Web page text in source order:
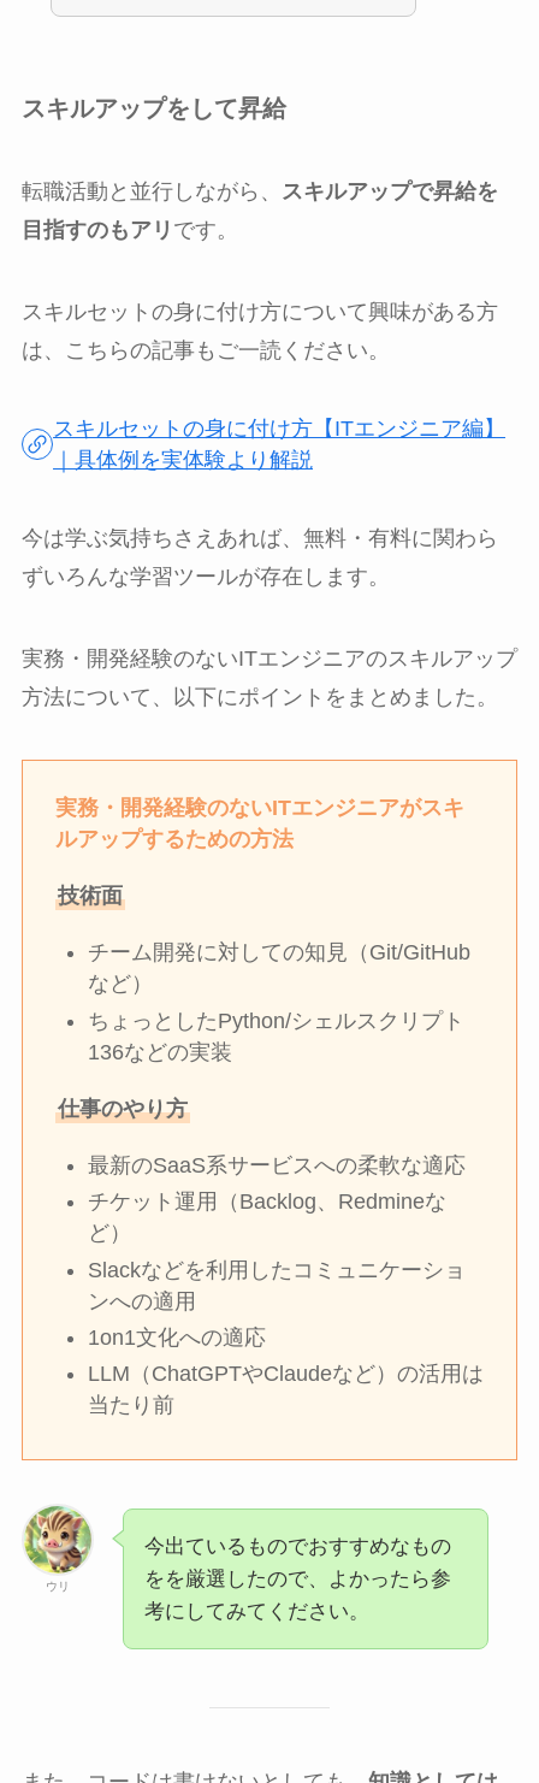
スキルアップをして昇給
転職活動と並行しながら、 スキルアップで昇給を
目指すのもアリ です。
スキルセットの身に付け方について興味がある方
は、こちらの記事もご一読ください。
スキルセットの身に付け方【ITエンジニア編】
｜具体例を実体験より解説
今は学ぶ気持ちさえあれば、無料・有料に関わら
ずいろんな学習ツールが存在します。
実務・開発経験のないITエンジニアのスキルアップ
方法について、以下にポイントをまとめました。
実務・開発経験のないITエンジニアがスキ
ルアップするための方法
技術面
チーム開発に対しての知見（Git/GitHub
など）
ちょっとしたPython/シェルスクリプト
136などの実装
仕事のやり方
最新のSaaS系サービスへの柔軟な適応
チケット運用（Backlog、Redmineな
ど）
Slackなどを利用したコミュニケーショ
ンへの適用
1on1文化への適応
LLM（ChatGPTやClaudeなど）の活用は
当たり前
ウリ
今出ているものでおすすめなもの
をを厳選したので、よかったら参
考にしてみてください。